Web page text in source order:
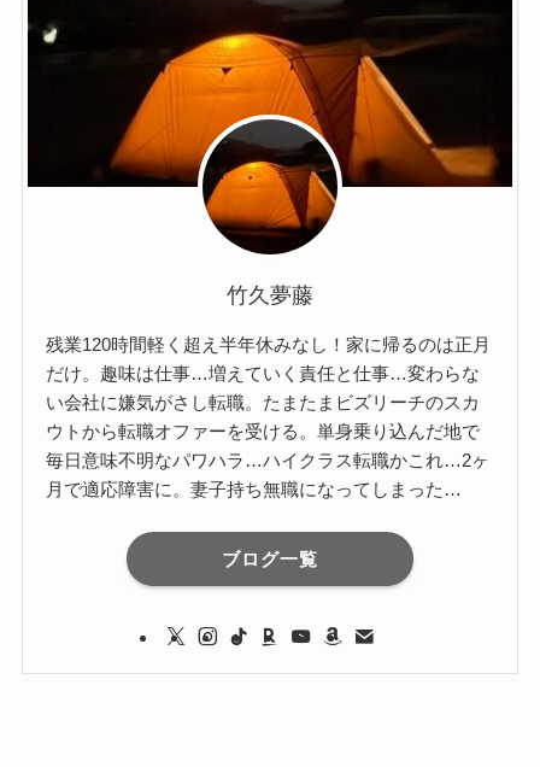
竹久夢藤
残業120時間軽く超え半年休みなし！家に帰るのは正月
だけ。趣味は仕事…増えていく責任と仕事…変わらな
い会社に嫌気がさし転職。たまたまビズリーチのスカ
ウトから転職オファーを受ける。単身乗り込んだ地で
毎日意味不明なパワハラ…ハイクラス転職かこれ…2ヶ
月で適応障害に。妻子持ち無職になってしまった…
ブログ一覧